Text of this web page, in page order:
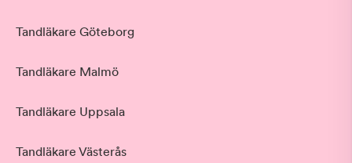
Tandläkare Göteborg
Tandläkare Malmö
Tandläkare Uppsala
Tandläkare Västerås